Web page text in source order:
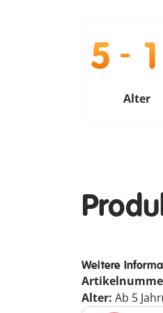
Alter
Weitere
Alter: Ab 5